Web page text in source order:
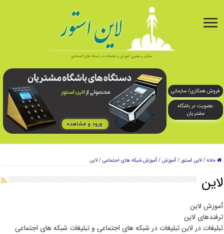
فروش همکاری/ سازمانی
عضویت در باشگاه
مشتریان
خانه / لاین استور / آموزش / آموزش شبکه های اجتماعی / لاین
لاین
آموزش لاین
ترفندهای لاین
تبلیغات در لاین تبلیغات در شبکه های اجتماعی و تبلیغات شبکه های اجتماعی